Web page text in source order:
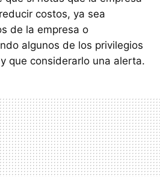
costos, ya sea
de la empresa o
algunos de los privilegios
que considerarlo una alerta.